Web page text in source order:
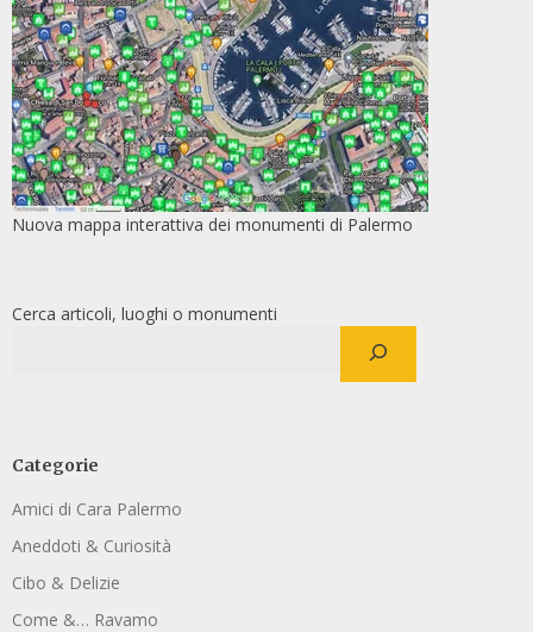
Nuova mappa interattiva dei monumenti di Palermo
Cerca articoli, luoghi o monumenti
Categorie
Amici di Cara Palermo
Aneddoti & Curiosità
Cibo & Delizie
Come &… Ravamo